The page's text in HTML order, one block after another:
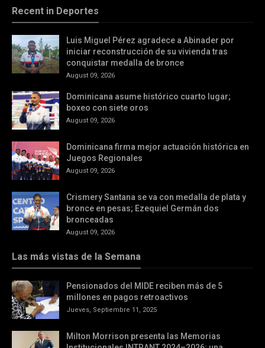
Recent in Deportes
Luis Miguel Pérez agradece a Abinader por
iniciar reconstrucción de su vivienda tras
conquistar medalla de bronce
August 09, 2026
Dominicana asume histórico cuarto lugar;
boxeo con siete oros
August 09, 2026
Dominicana firma mejor actuación histórica en
Juegos Regionales
August 09, 2026
Crismery Santana se va con medalla de plata y
bronce en pesas; Ezequiel Germán dos
bronceadas
August 09, 2026
Las más vistas de la Semana
Pensionados del MIDE reciben más de 5
millones en pagos retroactivos
Jueves, Septiembre 11, 2025
Milton Morrison presenta las Memorias